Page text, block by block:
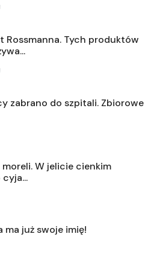
Rossmanna. Tych produktów
zabrano do szpitali. Zbiorowe
W jelicie cienkim
cyja...
ma już swoje imię!